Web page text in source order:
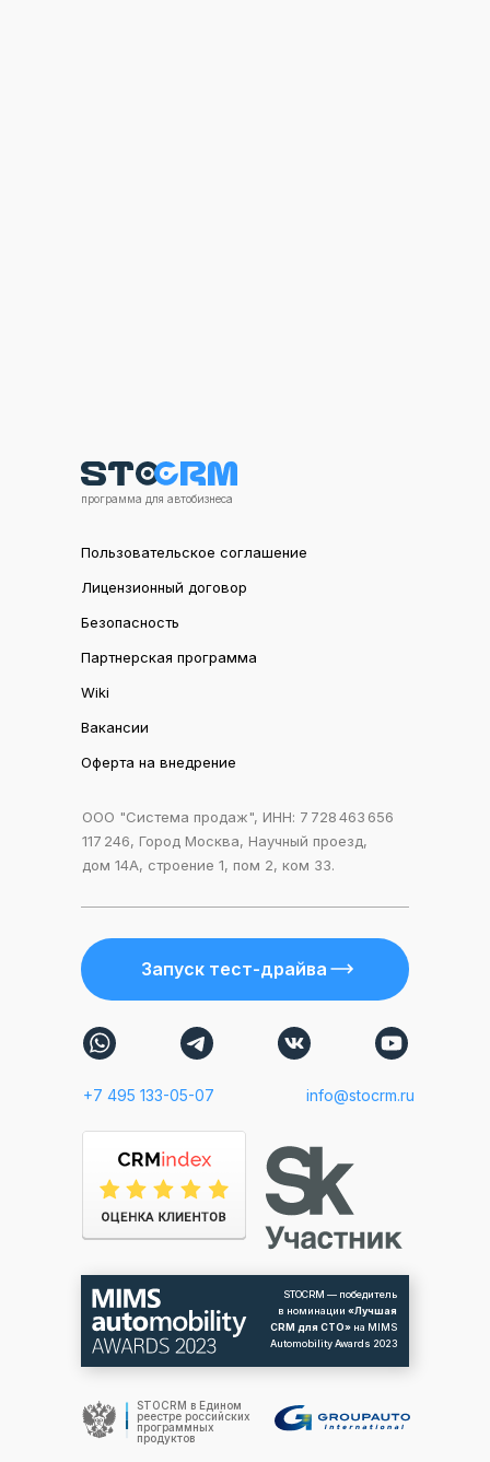
Пользовательское соглашение
Лицензионный договор
Безопасность
Партнерская программа
Вакансии
Wiki
ООО "Система продаж", ИНН: 7 728 463 656
117 246, Город Москва, Научный проезд,
дом 14А, строение 1, пом 2, ком 33.
+7 495 133-05-07 info@stocrm.ru
Запуск тест-драйва
STOCRM — победитель
в номинации «Лучшая
CRM для СТО» на MIMS
Automobility Awards 2023
STOCRM в Едином
реестре российских
программных
продуктов
программа для автобизнеса
Оферта на внедрение